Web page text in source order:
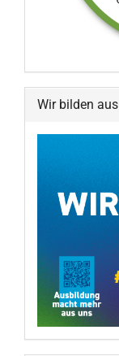
Wir bilden aus